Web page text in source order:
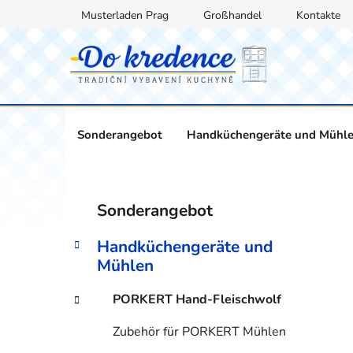
springen
Musterladen Prag Großhandel Kontakte
Sonderangebot Handküchengeräte und
i
n
Kategorien
überspringen
e
r
Sonderangebot
Handküchengeräte und
Mühlen
PORKERT Hand-Fleischwolf
Zubehör für PORKERT Mühlen